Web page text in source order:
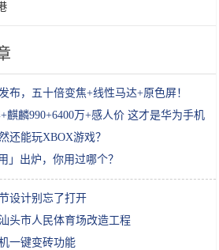
布，五十倍变焦+线性马达+原色屏！
麒麟990+6400万+感人价 这才是华为手机
还能玩XBOX游戏？
」出炉，你用过哪个？
设计别忘了打开
头市人民体育场改造工程
一键变砖功能